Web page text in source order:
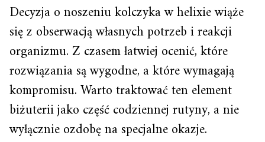
Decyzja o noszeniu kolczyka w helixie wiąże
się z obserwacją własnych potrzeb i reakcji
organizmu. Z czasem łatwiej ocenić, które
rozwiązania są wygodne, a które wymagają
kompromisu. Warto traktować ten element
biżuterii jako część codziennej rutyny, a nie
wyłącznie ozdobę na specjalne okazje.